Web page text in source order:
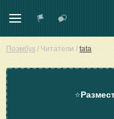
Поэмбук / Читатели / tata
⭐